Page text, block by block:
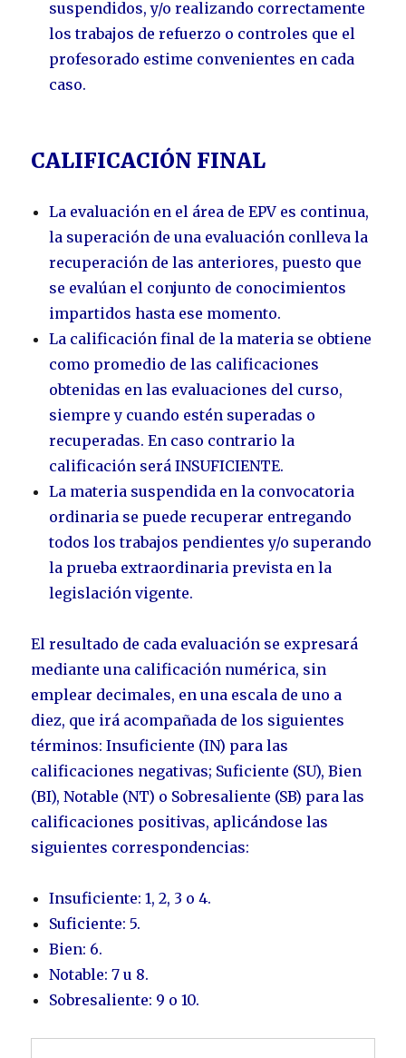
suspendidos, y/o realizando correctamente
los trabajos de refuerzo o controles que el
profesorado estime convenientes en cada
caso.
CALIFICACIÓN FINAL
La evaluación en el área de EPV es continua,
la superación de una evaluación conlleva la
recuperación de las anteriores, puesto que
se evalúan el conjunto de conocimientos
impartidos hasta ese momento.
La calificación final de la materia se obtiene
como promedio de las calificaciones
obtenidas en las evaluaciones del curso,
siempre y cuando estén superadas o
recuperadas. En caso contrario la
calificación será INSUFICIENTE.
La materia suspendida en la convocatoria
ordinaria se puede recuperar entregando
todos los trabajos pendientes y/o superando
la prueba extraordinaria prevista en la
legislación vigente.
El resultado de cada evaluación se expresará
mediante una calificación numérica, sin
emplear decimales, en una escala de uno a
diez, que irá acompañada de los siguientes
términos: Insuficiente (IN) para las
calificaciones negativas; Suficiente (SU), Bien
(BI), Notable (NT) o Sobresaliente (SB) para las
calificaciones positivas, aplicándose las
siguientes correspondencias:
Insuficiente: 1, 2, 3 o 4.
Suficiente: 5.
Bien: 6.
Notable: 7 u 8.
Sobresaliente: 9 o 10.